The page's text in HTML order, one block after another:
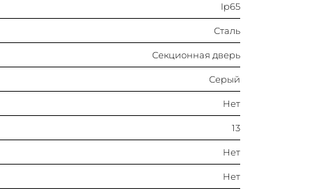
0 мм
Ip65
Сталь
Секционная дверь
Серый
Нет
13
Нет
Нет